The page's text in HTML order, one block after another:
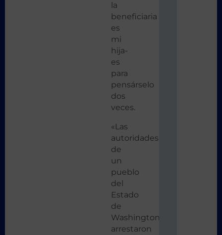
la
beneficiaria
es
mi
hija-
es
para
pensárselo
dos
veces.
«Las
autoridades
de
un
pueblo
del
Estado
de
Washington
arrestaron